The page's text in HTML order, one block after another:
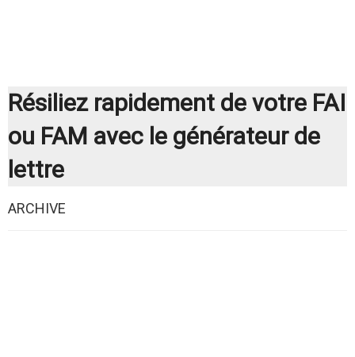
Résiliez rapidement de votre FAI
ou FAM avec le générateur de
lettre
ARCHIVE